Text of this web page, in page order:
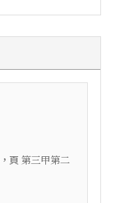
，頁 第三甲第二